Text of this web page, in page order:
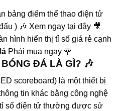
bảng điểm thể thao điện tử
) 🎶 Xem ngay tại đây 🎥
hình hiển thị tỉ số giá rẻ cạnh
Phải mua ngay 🌹
ĐÁ LÀ GÌ? 🎶
scoreboard) là một thiết bị
tin khác bằng công nghệ
số điện tử thường được sử